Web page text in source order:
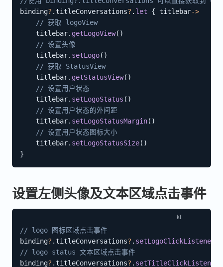
binding? . titleConversations? . let { titlebar->
// 获取 logoView
    titlebar
. getLogoView( )
// 设置头像
    titlebar
. setLogo( )
// 获取 StatusView
    titlebar
. getStatusView( )
// 设置用户状态
    titlebar
. setLogoStatus ( )
// 设置用户状态的外间距
    titlebar
. setLogoStatusMargin( )
// 设置用户状态图标大小
    titlebar
. setLogoStatusSize( )
}
设置左侧头像及文本区域点击事件
// logo 图标区域点击事件
binding? . titleConversations? . setLogoClickListener
// logo status 文本区域点击事件
binding? . titleConversations? . setTitleClickListener